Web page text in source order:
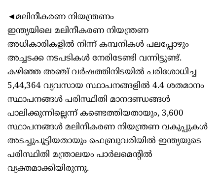
◄മലിനീകരണ നിയന്ത്രണം
ഇന്ത്യയിലെ മലിനീകരണ നിയന്ത്രണ
അധികാരികളില്‍ നിന്ന് കമ്പനികള്‍ പലപ്പോഴും
അച്ചടക്ക നടപടികള്‍ നേരിടേണ്ടി വന്നിട്ടുണ്ട്.
കഴിഞ്ഞ അഞ്ച് വര്‍ഷത്തിനിടയില്‍ പരിശോധിച്ച
5,44,364 വ്യവസായ സ്ഥാപനങ്ങളില്‍ 4.4 ശതമാനം
സ്ഥാപനങ്ങള്‍ പരിസ്ഥിതി മാനദണ്ഡങ്ങള്‍
പാലിക്കുന്നില്ലെന്ന് കണ്ടെത്തിയതായും, 3,600
സ്ഥാപനങ്ങള്‍ മലിനീകരണ നിയന്ത്രണ വകുപ്പുകള്‍
അടച്ചുപൂട്ടിയതായും ഫെബ്രുവരിയില്‍ ഇന്ത്യയുടെ
പരിസ്ഥിതി മന്ത്രാലയം പാര്‍ലമെന്‍റില്‍
വ്യക്തമാക്കിയിരുന്നു.